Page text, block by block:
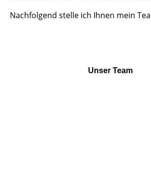
Nachfolgend stelle ich Ihnen mein
Unser Team